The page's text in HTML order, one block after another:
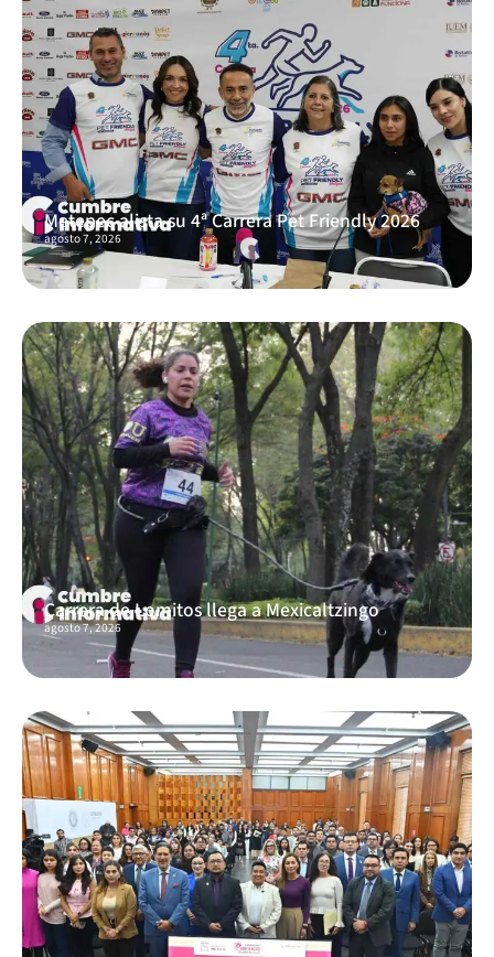
Metepec alista su 4ª Carrera Pet Friendly 2026
agosto 7, 2026
Carrera de Lomitos llega a Mexicaltzingo
agosto 7, 2026